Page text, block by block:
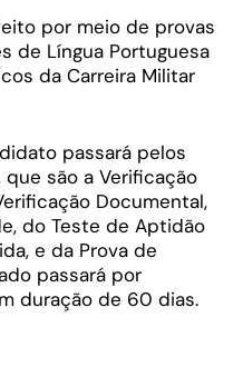
por meio de provas
de Língua Portuguesa
da Carreira Militar
passará pelos
são a Verificação
Documental,
do Teste de Aptidão
e da Prova de
passará por
duração de 60 dias.